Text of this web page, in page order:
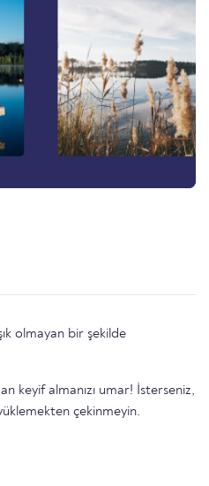
olmayan bir şekilde
keyif almanızı umar! İsterseniz,
çekinmeyin.